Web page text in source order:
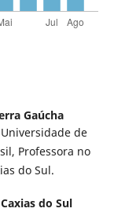
Gaúcha
de
Professora no
do Sul.
do Sul